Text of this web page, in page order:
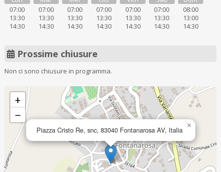
07:00
13:30
14:30
07:00
13:30
14:30
07:00
13:30
14:30
07:00
13:30
14:30
07:00
13:30
14:30
07:00
13:30
14:30
08:00
13:00
14:30
Prossime chiusure
Non ci sono chiusure in programma.
Piazza Cristo Re, snc, 83040 Fontanarosa AV, Italia ×
+
−